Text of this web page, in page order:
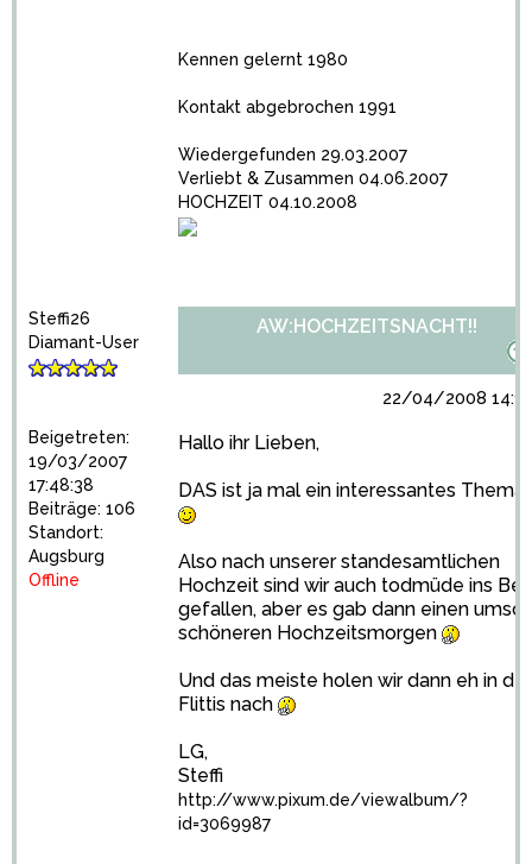
Kennen gelernt 1980
Kontakt abgebrochen 1991
Wiedergefunden 29.03.2007
Verliebt & Zusammen 04.06.2007
HOCHZEIT 04.10.2008
Steffi26
Diamant-User
Beigetreten:
19/03/2007
17:48:38
Beiträge: 106
Standort:
Augsburg
Offline
AW:HOCHZEITSNACHT!!
22/04/2008
Hallo ihr Lieben,
DAS ist ja mal ein interessantes Thema
Also nach unserer standesamtlichen
Hochzeit sind wir auch todmüde ins
gefallen, aber es gab dann einen umso
schöneren Hochzeitsmorgen
Und das meiste holen wir dann eh in
Flittis nach
LG,
Steffi
http://www.pixum.de/viewalbum/?
id=3069987